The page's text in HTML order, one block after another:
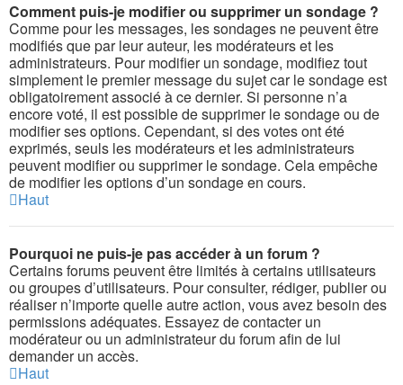
Comment puis-je modifier ou supprimer un sondage ?
Comme pour les messages, les sondages ne peuvent être
modifiés que par leur auteur, les modérateurs et les
administrateurs. Pour modifier un sondage, modifiez tout
simplement le premier message du sujet car le sondage est
obligatoirement associé à ce dernier. Si personne n’a
encore voté, il est possible de supprimer le sondage ou de
modifier ses options. Cependant, si des votes ont été
exprimés, seuls les modérateurs et les administrateurs
peuvent modifier ou supprimer le sondage. Cela empêche
de modifier les options d’un sondage en cours.
Haut
Pourquoi ne puis-je pas accéder à un forum ?
Certains forums peuvent être limités à certains utilisateurs
ou groupes d’utilisateurs. Pour consulter, rédiger, publier ou
réaliser n’importe quelle autre action, vous avez besoin des
permissions adéquates. Essayez de contacter un
modérateur ou un administrateur du forum afin de lui
demander un accès.
Haut